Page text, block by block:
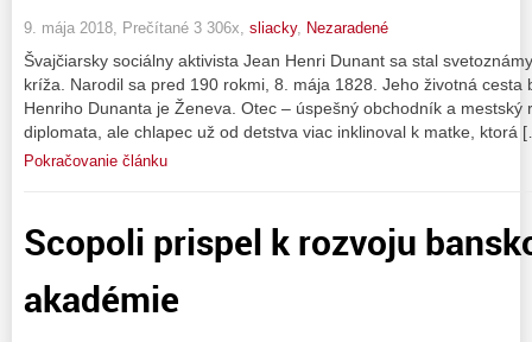
9. mája 2018, Prečítané 3 306x, sliacky, Nezaradené
Švajčiarsky sociálny aktivista Jean Henri Dunant sa stal
kríža. Narodil sa pred 190 rokmi, 8. mája 1828. Jeho životná cesta
Henriho Dunanta je Ženeva. Otec – úspešný obchodník a mestský
diplomata, ale chlapec už od detstva viac inklinoval k matke, ktorá
Pokračovanie článku
Scopoli prispel k rozvoju
akadémie